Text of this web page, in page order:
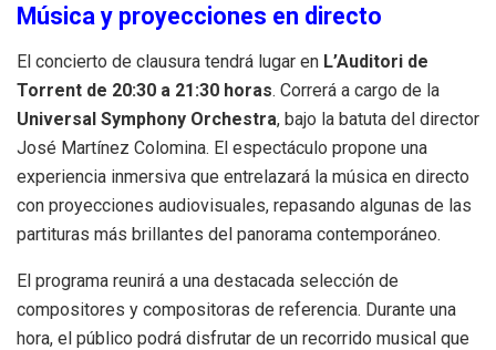
Música y proyecciones en directo
El concierto de clausura tendrá lugar en L’Auditori de
Torrent de 20:30 a 21:30 horas. Correrá a cargo de la
Universal Symphony Orchestra, bajo la batuta del director
José Martínez Colomina. El espectáculo propone una
experiencia inmersiva que entrelazará la música en directo
con proyecciones audiovisuales, repasando algunas de las
partituras más brillantes del panorama contemporáneo.
El programa reunirá a una destacada selección de
compositores y compositoras de referencia. Durante una
hora, el público podrá disfrutar de un recorrido musical que